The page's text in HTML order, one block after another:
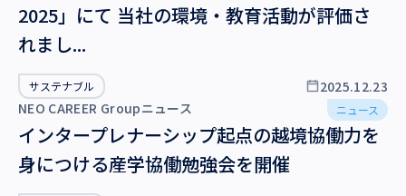
2025」にて 当社の環境・教育活動が評価さ
れまし...
サステナブル
2025.12.23
NEO CAREER Groupニュース
ニュース
インタープレナーシップ起点の越境協働力を
身につける産学協働勉強会を開催